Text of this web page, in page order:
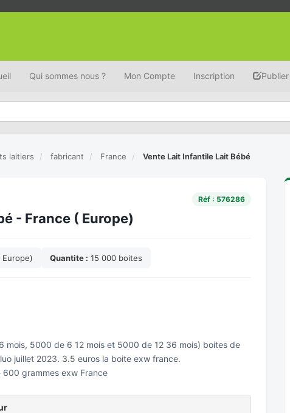
Qui sommes nous ? Mon Compte Inscription
laitiers fabricant France Vente Lait Infantile Lait Bébé
Réf : 576286
- France ( Europe)
Europe) Quantite : 15 000 boites
mois, 5000 de 6 12 mois et 5000 de 12 36 mois) boites de
juillet 2023. 3.5 euros la boite exw france.
grammes exw France